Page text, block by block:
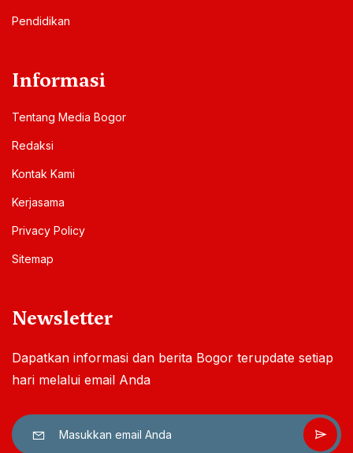
Pendidikan
Informasi
Tentang Media Bogor
Redaksi
Kontak Kami
Kerjasama
Privacy Policy
Sitemap
Newsletter
Dapatkan informasi dan berita Bogor terupdate setiap
hari melalui email Anda